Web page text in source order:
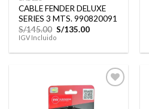
CABLE FENDER DELUXE
SERIES 3 MTS. 990820091
S/145.00 El
precio
era:
S/135.00El
es:
IGV Incluido